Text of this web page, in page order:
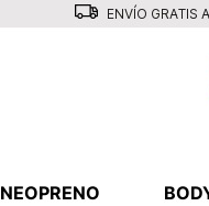
ENVÍO GRATIS
NEOPRENO